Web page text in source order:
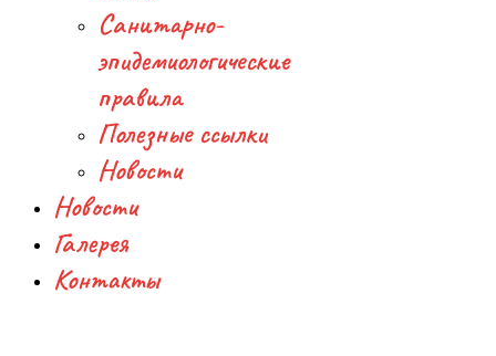
Санитарно-
эпидемиологические
правила
Полезные ссылки
Новости
Новости
Галерея
Контакты